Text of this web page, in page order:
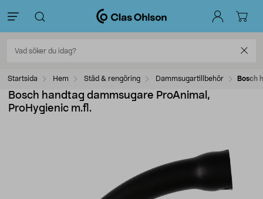
Startsida Hem Städ & rengöring Dammsugartillbehör Bosch
Bosch handtag dammsugare ProAnimal,
ProHygienic m.fl.